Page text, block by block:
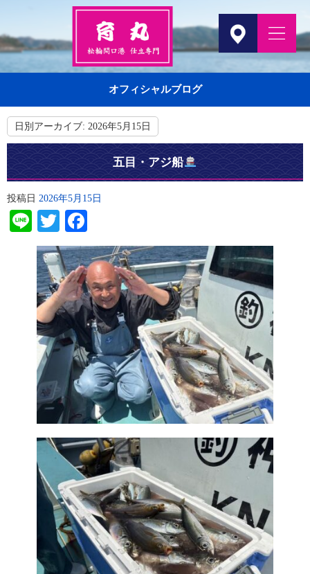
オフィシャルブログ
日別アーカイブ: 2026年5月15日
五目・アジ船
投稿日 2026年5月15日
LineTwitter